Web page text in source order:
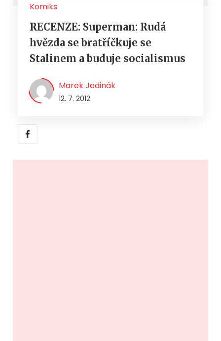
Komiks
RECENZE: Superman: Rudá
hvězda se bratříčkuje se
Stalinem a buduje socialismus
Marek Jedinák
12. 7. 2012